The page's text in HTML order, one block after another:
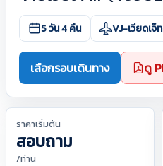
5 วัน 4 คืน VJ-เวียดเจ็
เลือกรอบเดินทาง ดู
ราคาเริ่มต้น
สอบถาม
/ท่าน